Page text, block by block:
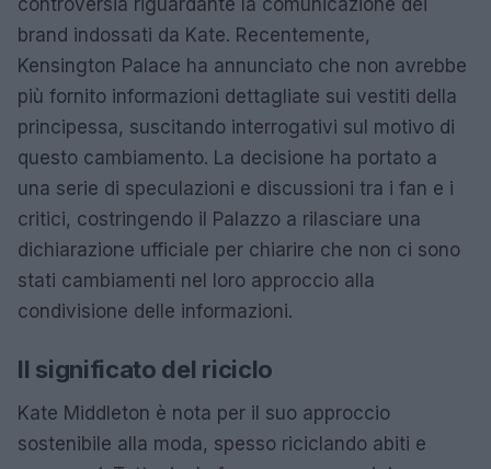
brand indossati da Kate. Recentemente,
Kensington Palace ha annunciato che non avrebbe
più fornito informazioni dettagliate sui vestiti della
principessa, suscitando interrogativi sul motivo di
questo cambiamento. La decisione ha portato a
una serie di speculazioni e discussioni tra i fan e i
critici, costringendo il Palazzo a rilasciare una
dichiarazione ufficiale per chiarire che non ci sono
stati cambiamenti nel loro approccio alla
condivisione delle informazioni.
Il significato del riciclo
Kate Middleton è nota per il suo approccio
sostenibile alla moda, spesso riciclando abiti e